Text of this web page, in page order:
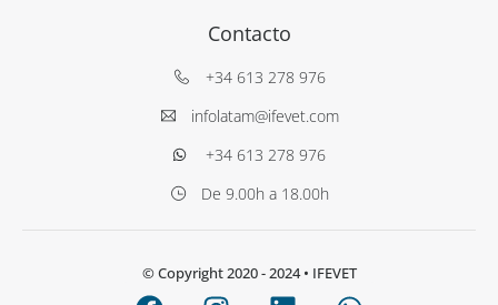
Contacto
+34 613 278 976
infolatam@ifevet.com
+34 613 278 976
De 9.00h a 18.00h
© Copyright 2020 - 2024• IFEVET